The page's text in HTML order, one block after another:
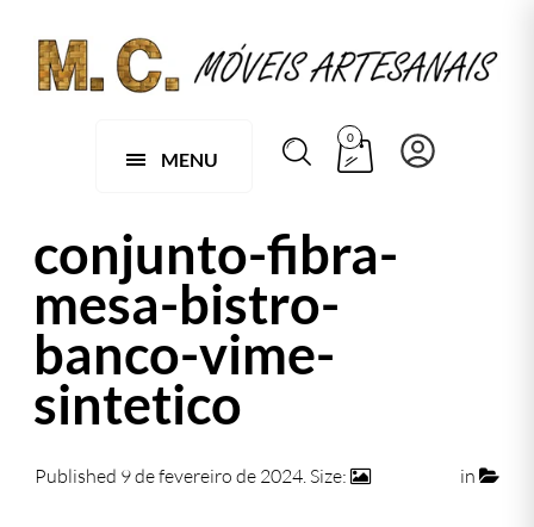
MENU
0
conjunto-fibra-
mesa-bistro-
banco-vime-
sintetico
Published 9 de fevereiro de 2024 . Size:
in